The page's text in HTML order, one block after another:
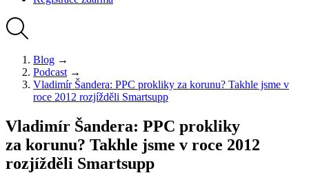
Blog →
Podcast →
Vladimír Šandera: PPC prokliky za korunu? Takhle jsme v
roce 2012 rozjížděli Smartsupp
Vladimír Šandera: PPC prokliky
za korunu? Takhle jsme v roce 2012
rozjížděli Smartsupp